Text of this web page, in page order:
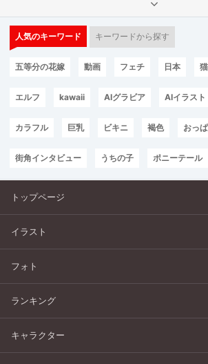
人気のキーワード キーワードから探す
五等分の花嫁 動画 フェチ 日本 猫
エルフ kawaii AIグラビア AIイラスト
カラフル 巨乳 ビキニ 褐色 おっ
街角インタビュー うちの子 ポニーテール
トップページ
イラスト
フォト
ランキング
キャラクター